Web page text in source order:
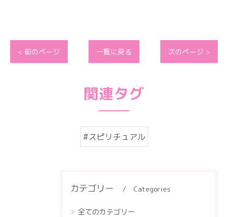
< 前のページ 一覧に戻る 次のページ >
関連タグ
#スピリチュアル
カテゴリー Categories
全てのカテゴリー